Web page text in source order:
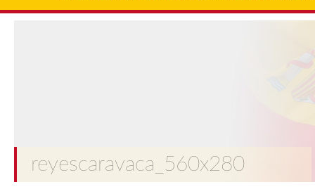
reyescaravaca_560x280